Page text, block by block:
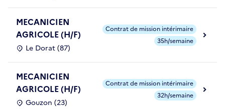
MECANICIEN
AGRICOLE (H/F)
Le Dorat (87)
Contrat de mission intérimaire
35h/semaine
MECANICIEN
AGRICOLE (H/F)
Gouzon (23)
Contrat de mission intérimaire
32h/semaine